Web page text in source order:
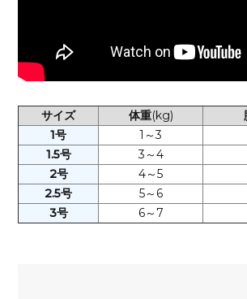
サイズ 体重(kg)
1号
1～3
1.5号
3～4
2号
4～5
2.5号
5～6
3号
6～7